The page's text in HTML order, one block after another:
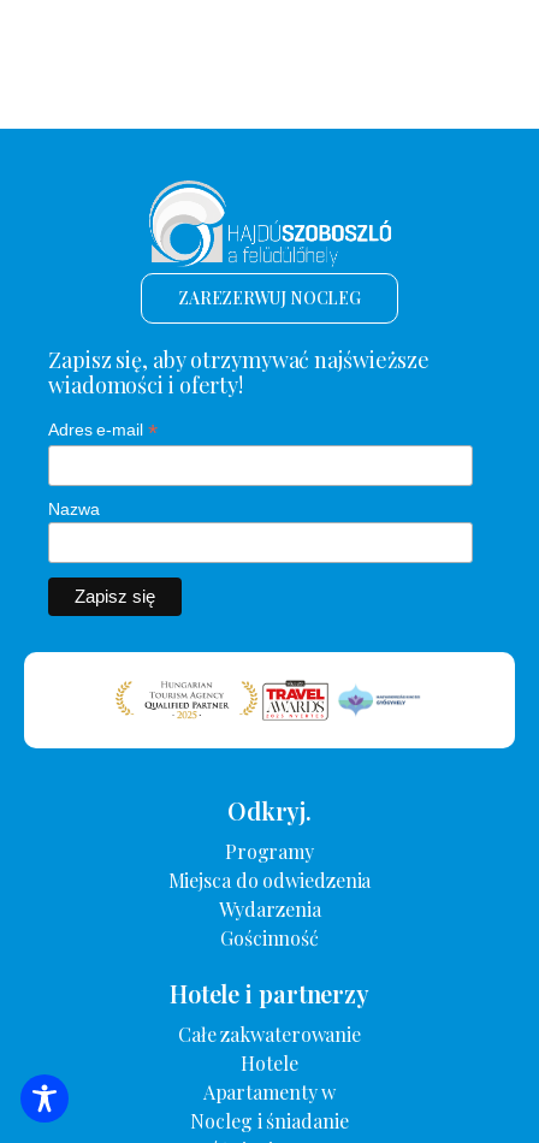
WYSZUKIWANIE ZAKWATEROWANIA
ZAREZERWUJ NOCLEG
Zapisz się, aby otrzymywać najświeższe
wiadomości i oferty!
Adres e-mail *
Nazwa
Odkryj.
Programy
Miejsca do odwiedzenia
Wydarzenia
Gościnność
Hotele i partnerzy
Całe zakwaterowanie
Hotele
Apartamenty w
Nocleg i śniadanie